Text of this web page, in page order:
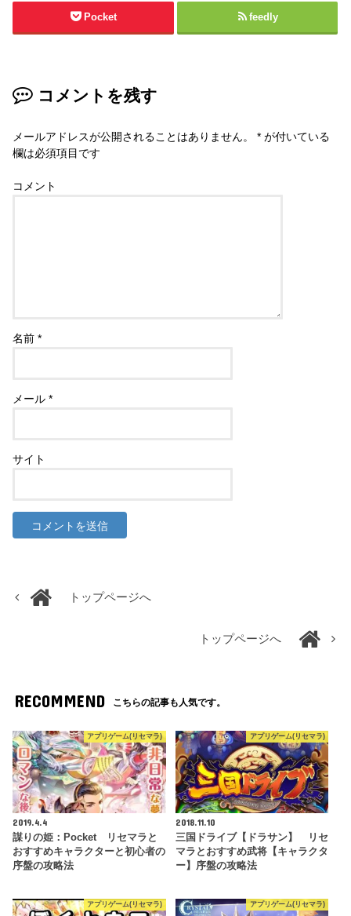
Pocket feedly
コメントを残す
メールアドレスが公開されることはありません。 * が付いている
欄は必須項目です
コメント
名前*
メール*
サイト
トップページへ
トップページへ
RECOMMEND こちらの記事も人気です。
アプリゲーム(リセマラ)
2019.4.4
謀りの姫：Pocket リセマラと
おすすめキャラクターと初心者の
序盤の攻略法
アプリゲーム(リセマラ)
2018.11.10
三国ドライブ【ドラサン】 リセ
マラとおすすめ武将【キャラクタ
ー】序盤の攻略法
アプリゲーム(リセマラ) アプリゲーム(リセマラ)